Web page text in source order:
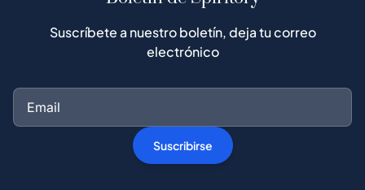
Suscríbete a nuestro boletín, deja tu correo
electrónico
Suscribirse